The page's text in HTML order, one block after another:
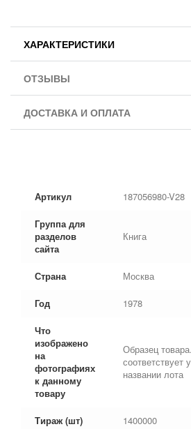
ХАРАКТЕРИСТИКИ
ОТЗЫВЫ
ДОСТАВКА И ОПЛАТА
Артикул 187056980-V28
Группа для
разделов
сайта
Книга
Страна Москва
Год 1978
Что
изображено
на
фотографиях
к данному
товару
Образец
соответствует
названии лота
Тираж (шт) 1400000